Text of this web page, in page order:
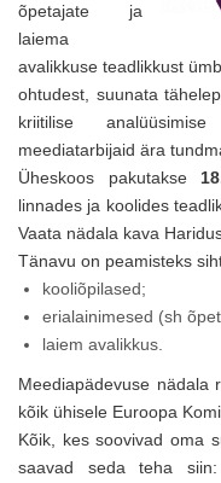
õpetajate ja
laiema
avalikkuse teadlikkust
ohtudest, suunata
kriitilise
meediatarbijaid ära
Üheskoos pakutakse
linnades ja koolides
Vaata nädala kava
Tänavu on peamisteks
kooliõpilased;
erialainimesed (sh
laiem avalikkus.
Meediapädevuse nädala
kõik ühisele Euroopa
Kõik, kes soovivad oma
saavad seda teha siin: